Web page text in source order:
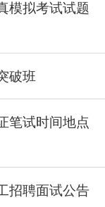
模拟考试试题
破班
笔试时间地点
招聘面试公告